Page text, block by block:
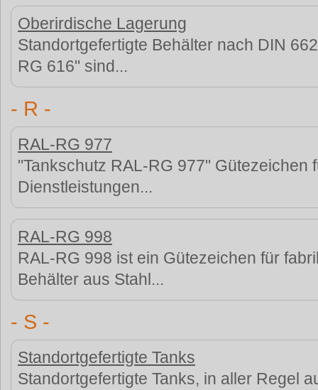
Oberirdische Lagerung
Standortgefertigte Behälter nach DIN
RG 616" sind...
- R -
RAL-RG 977
"Tankschutz RAL-RG 977" Gütezeichen
Dienstleistungen...
RAL-RG 998
RAL-RG 998 ist ein Gütezeichen für
Behälter aus Stahl...
- S -
Standortgefertigte Tanks
Standortgefertigte Tanks, in aller Regel